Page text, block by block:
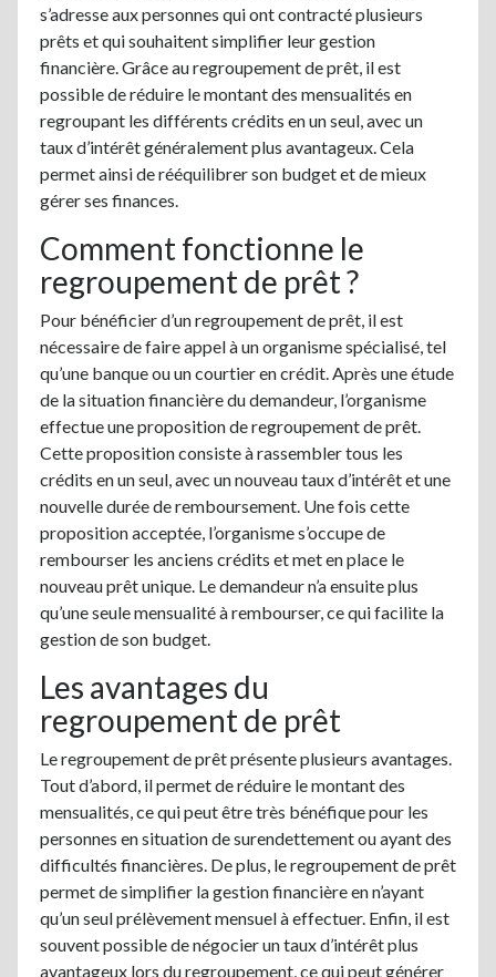
s’adresse aux personnes qui ont contracté plusieurs
prêts et qui souhaitent simplifier leur gestion
financière. Grâce au regroupement de prêt, il est
possible de réduire le montant des mensualités en
regroupant les différents crédits en un seul, avec un
taux d’intérêt généralement plus avantageux. Cela
permet ainsi de rééquilibrer son budget et de mieux
gérer ses finances.
Comment fonctionne le
regroupement de prêt ?
Pour bénéficier d’un regroupement de prêt, il est
nécessaire de faire appel à un organisme spécialisé, tel
qu’une banque ou un courtier en crédit. Après une étude
de la situation financière du demandeur, l’organisme
effectue une proposition de regroupement de prêt.
Cette proposition consiste à rassembler tous les
crédits en un seul, avec un nouveau taux d’intérêt et une
nouvelle durée de remboursement. Une fois cette
proposition acceptée, l’organisme s’occupe de
rembourser les anciens crédits et met en place le
nouveau prêt unique. Le demandeur n’a ensuite plus
qu’une seule mensualité à rembourser, ce qui facilite la
gestion de son budget.
Les avantages du
regroupement de prêt
Le regroupement de prêt présente plusieurs avantages.
Tout d’abord, il permet de réduire le montant des
mensualités, ce qui peut être très bénéfique pour les
personnes en situation de surendettement ou ayant des
difficultés financières. De plus, le regroupement de prêt
permet de simplifier la gestion financière en n’ayant
qu’un seul prélèvement mensuel à effectuer. Enfin, il est
souvent possible de négocier un taux d’intérêt plus
avantageux lors du regroupement, ce qui peut générer